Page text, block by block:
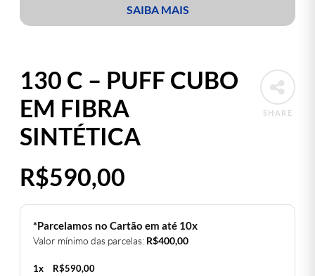
SAIBA MAIS
SHARE
130 C – PUFF CUBO
EM FIBRA
SINTÉTICA
R$590,00
*Parcelamos no Cartão em até 10x
Valor mínimo das parcelas: R$400,00
1x R$590,00